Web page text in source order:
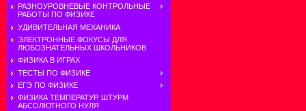
РАЗНОУРОВНЕВЫЕ КОНТРОЛЬНЫЕ
РАБОТЫ ПО ФИЗИКЕ
УДИВИТЕЛЬНАЯ МЕХАНИКА
ЭЛЕКТРОННЫЕ ФОКУСЫ ДЛЯ
ЛЮБОЗНАТЕЛЬНЫХ ШКОЛЬНИКОВ
ФИЗИКА В ИГРАХ
ТЕСТЫ ПО ФИЗИКЕ
ЕГЭ ПО ФИЗИКЕ
ФИЗИКА ТЕМПЕРАТУР. ШТУРМ
АБСОЛЮТНОГО НУЛЯ